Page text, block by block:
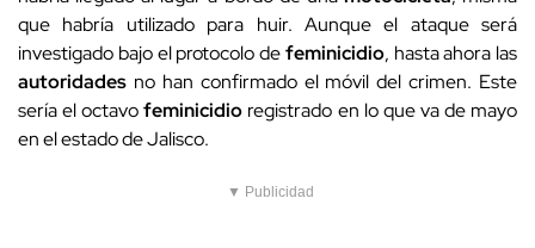
que habría utilizado para huir. Aunque el ataque será
investigado bajo el protocolo defeminicidio, hasta ahora las
autoridades no han confirmado el móvil del crimen. Este
sería el octavofeminicidio registrado en lo que va de mayo
en el estado de Jalisco.
▼ Publicidad